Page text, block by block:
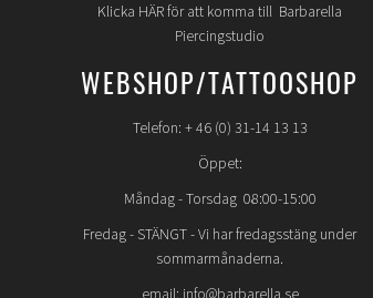
Klicka HÄR för att komma till Barbarella
Piercingstudio
WEBSHOP/TATTOOSHOP
Telefon: + 46 (0) 31-14 13 13
Öppet:
Måndag - Torsdag 08:00-15:00
Fredag - STÄNGT- Vi har fredagsstäng under
sommarmånaderna.